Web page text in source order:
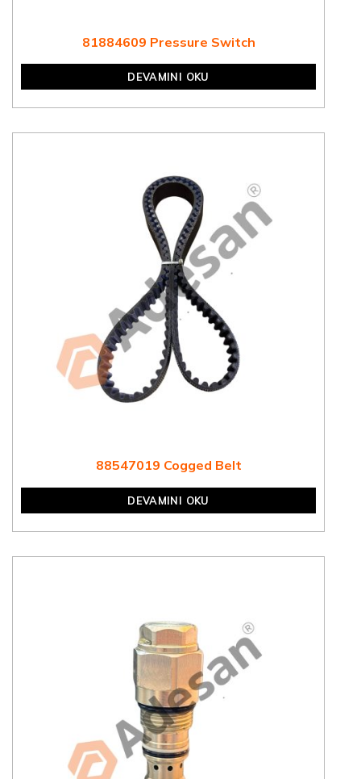
81884609 Pressure Switch
DEVAMINI OKU
88547019 Cogged Belt
DEVAMINI OKU